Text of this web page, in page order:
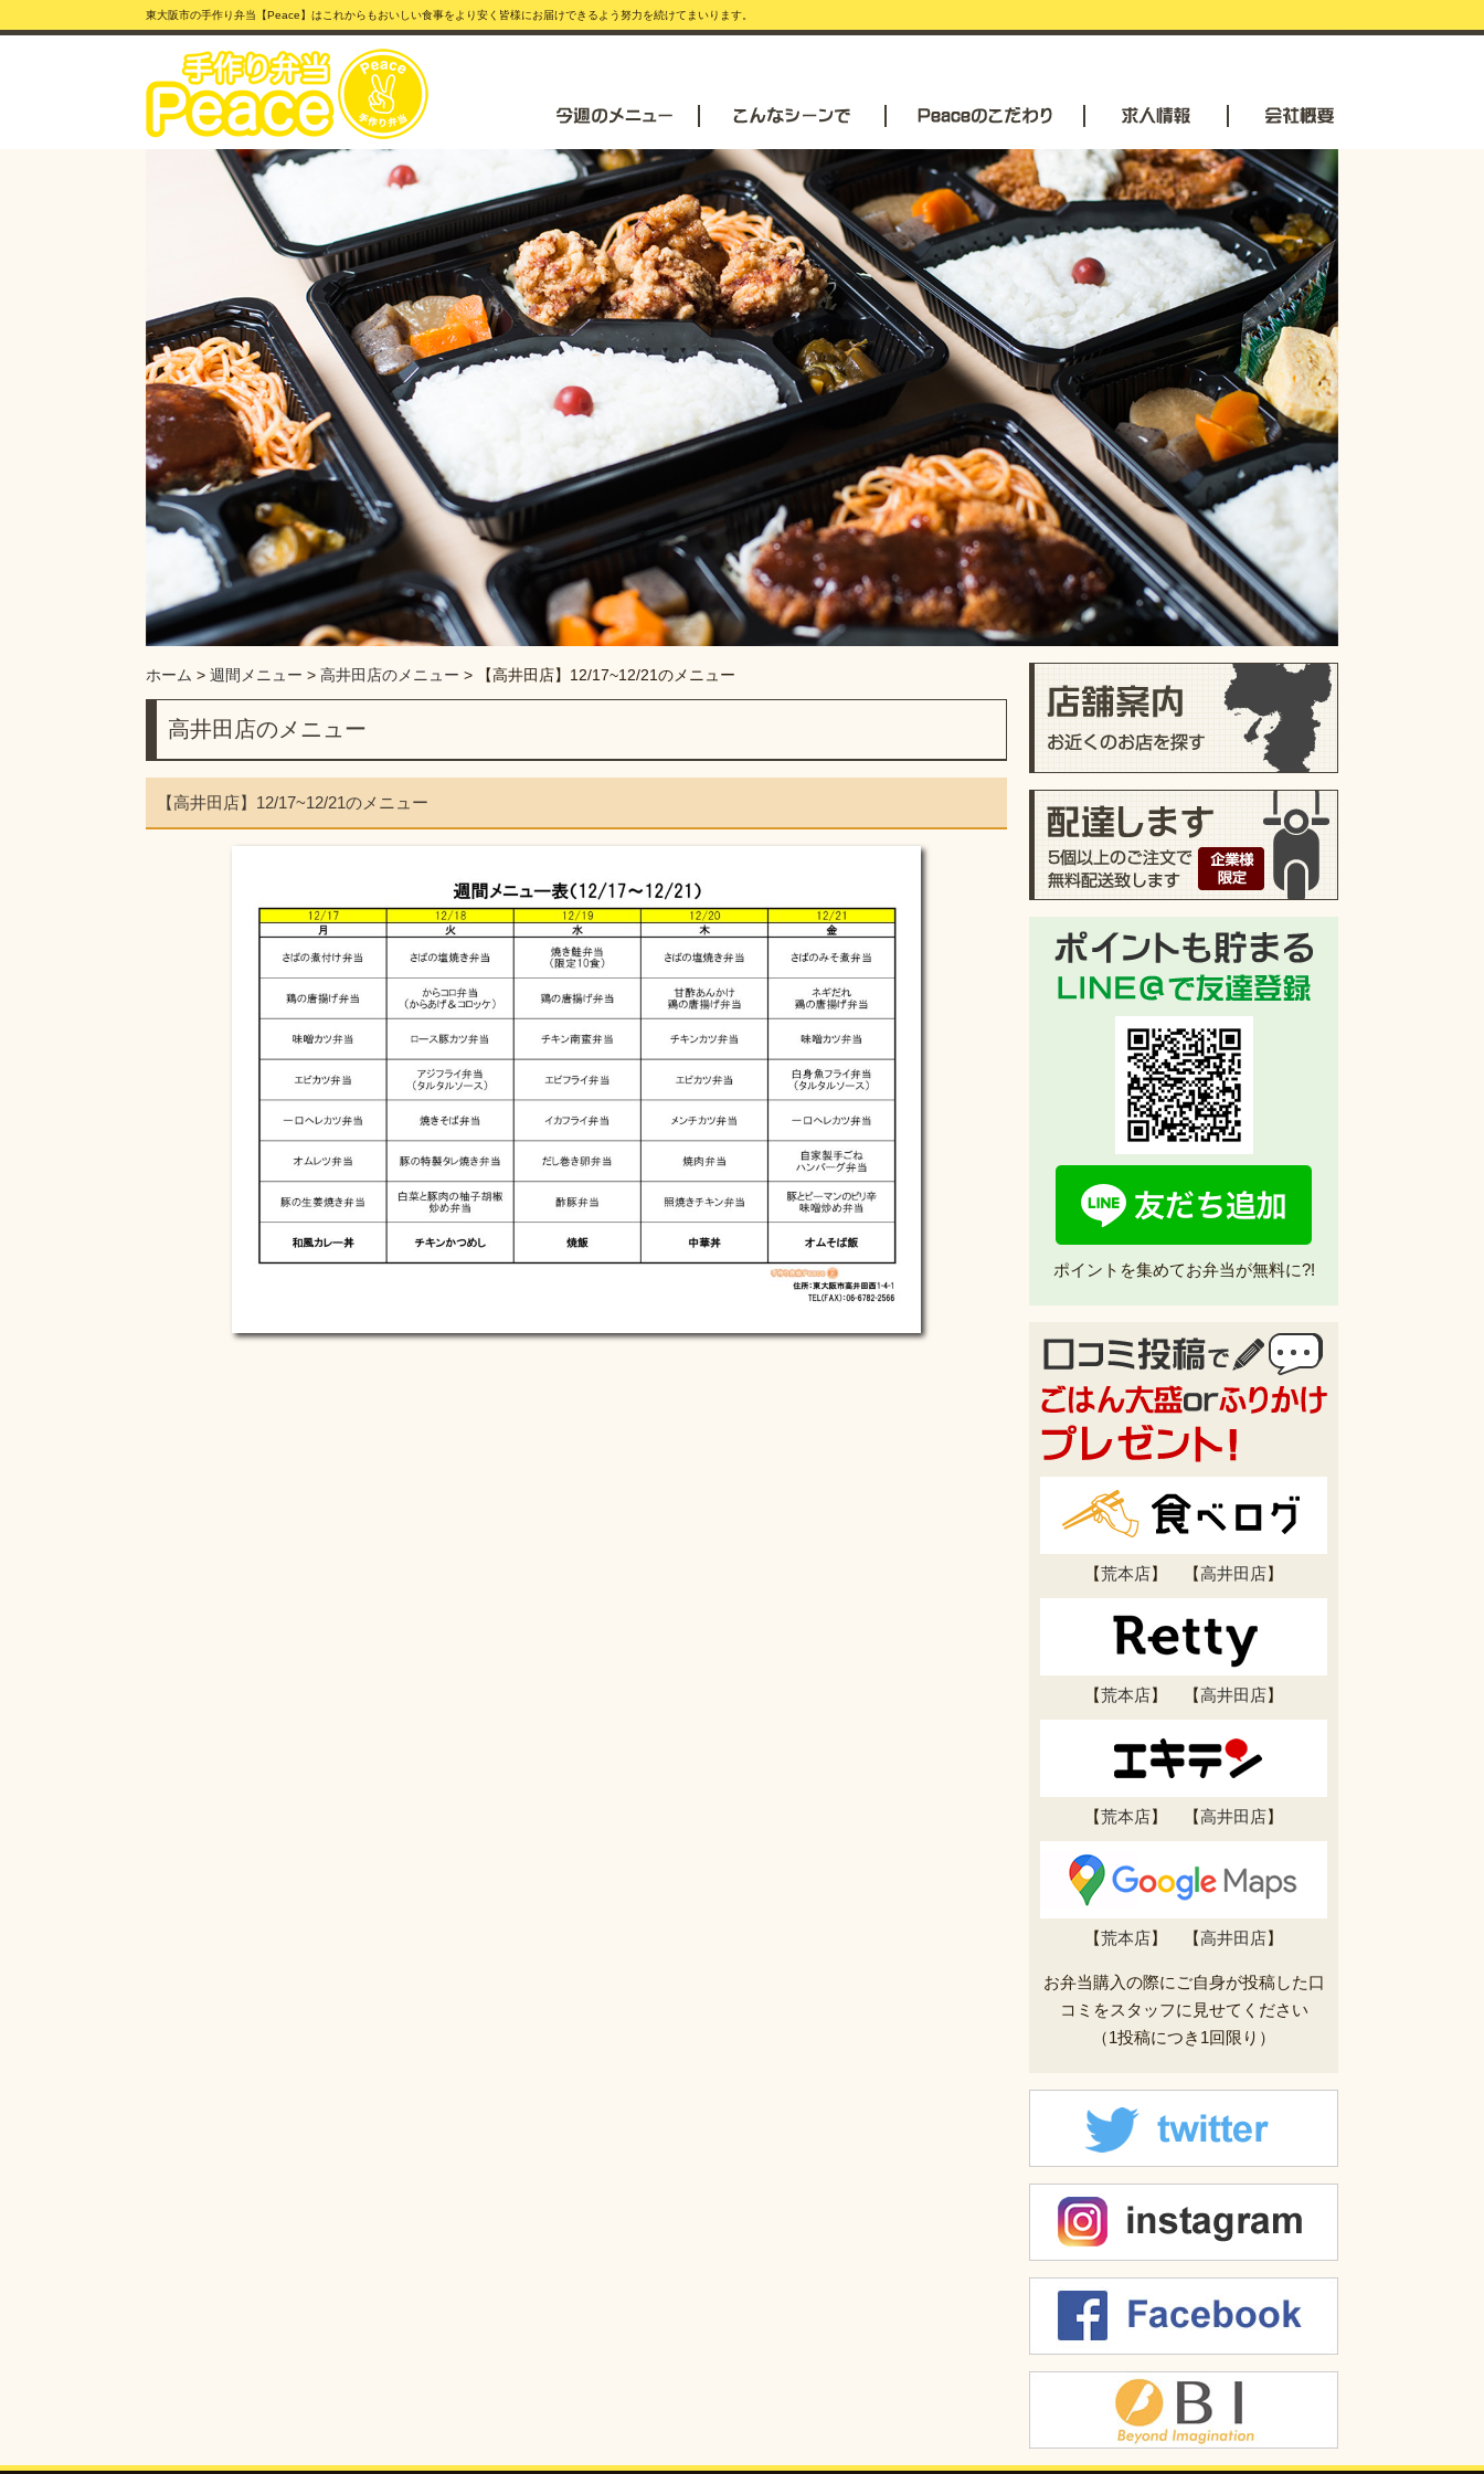
東大阪市の手作り弁当【Peace】はこれからもおいしい食事をより安く皆様にお届けできるよう努力を続けてまいります。
ホーム > 週間メニュー > 高井田店のメニュー > 【高井田店】12/17~12/21のメニュー
高井田店のメニュー
【高井田店】12/17~12/21のメニュー
ポイントを集めてお弁当が無料に?!
【荒本店】 【高井田店】
【荒本店】 【高井田店】
【荒本店】 【高井田店】
【荒本店】 【高井田店】
お弁当購入の際にご自身が投稿した口
コミをスタッフに見せてください
（1投稿につき1回限り）